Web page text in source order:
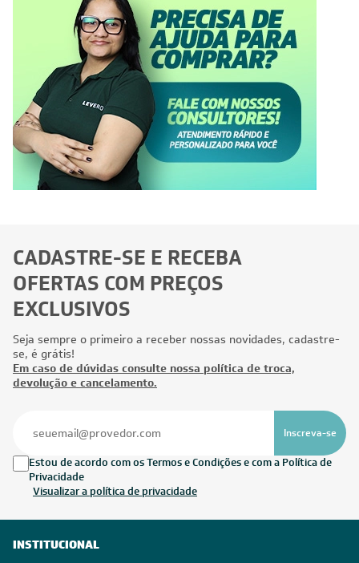
CADASTRE-SE E RECEBA
OFERTAS COM PREÇOS
EXCLUSIVOS
Seja sempre o primeiro a receber nossas novidades, cadastre-
se, é grátis!
Em caso de dúvidas consulte nossa política de troca,
devolução e cancelamento.
Inscreva-se
Estou de acordo com os Termos e Condições e com a Política de
Privacidade
Visualizar a política de privacidade
INSTITUCIONAL